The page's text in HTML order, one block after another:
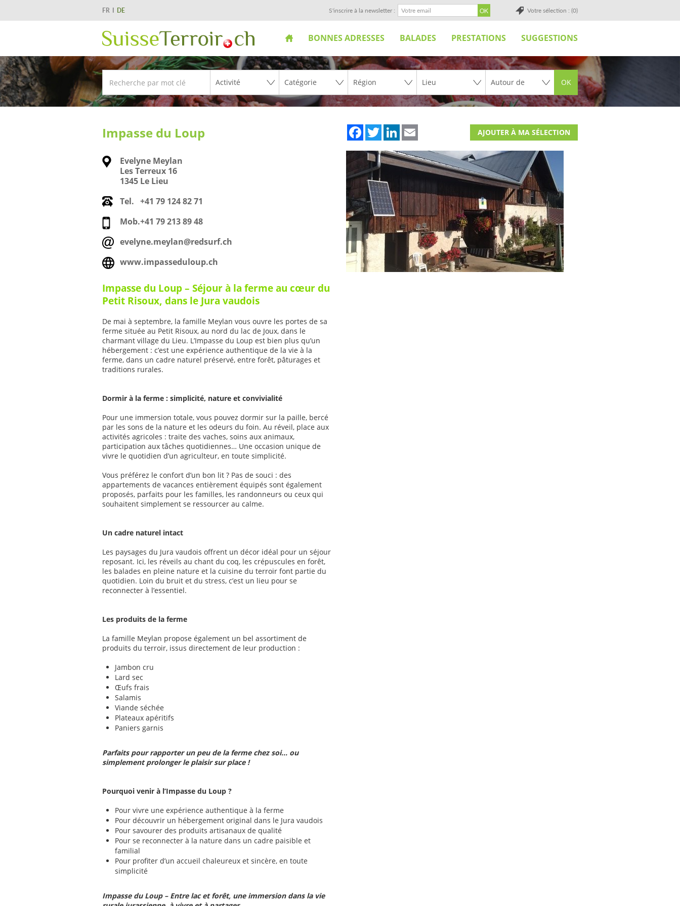
FR DE Votre sélection : (0)
S'inscrire à la newsletter :
BONNES ADRESSES BALADES PRESTATIONS SUGGESTIONS
OK
Impasse du Loup FacebookTwitterLinkedIn AJOUTER À MA SÉLECTION
Evelyne Meylan
Les Terreux 16
1345 Le Lieu
Tel. +41 79 124 82 71
Mob.+41 79 213 89 48
evelyne.meylan@redsurf.ch
www.impasseduloup.ch
Impasse du Loup – Séjour à la ferme au cœur du
Petit Risoux, dans le Jura vaudois
De mai à septembre, la famille Meylan vous ouvre les portes de sa
ferme située au Petit Risoux, au nord du lac de Joux, dans le
charmant village du Lieu. L’Impasse du Loup est bien plus qu’un
hébergement : c’est une expérience authentique de la vie à la
ferme, dans un cadre naturel préservé, entre forêt, pâturages et
traditions rurales.
Dormir à la ferme : simplicité, nature et convivialité
Pour une immersion totale, vous pouvez dormir sur la paille, bercé
par les sons de la nature et les odeurs du foin. Au réveil, place aux
activités agricoles : traite des vaches, soins aux animaux,
participation aux tâches quotidiennes… Une occasion unique de
vivre le quotidien d’un agriculteur, en toute simplicité.
Vous préférez le confort d’un bon lit ? Pas de souci : des
appartements de vacances entièrement équipés sont également
proposés, parfaits pour les familles, les randonneurs ou ceux qui
souhaitent simplement se ressourcer au calme.
Un cadre naturel intact
Les paysages du Jura vaudois offrent un décor idéal pour un séjour
reposant. Ici, les réveils au chant du coq, les crépuscules en forêt,
les balades en pleine nature et la cuisine du terroir font partie du
quotidien. Loin du bruit et du stress, c’est un lieu pour se
reconnecter à l’essentiel.
Les produits de la ferme
La famille Meylan propose également un bel assortiment de
produits du terroir, issus directement de leur production :
Jambon cru
Lard sec
Œufs frais
Salamis
Viande séchée
Plateaux apéritifs
Paniers garnis
Parfaits pour rapporter un peu de la ferme chez soi… ou
simplement prolonger le plaisir sur place !
Pourquoi venir à l’Impasse du Loup ?
Pour vivre une expérience authentique à la ferme
Pour découvrir un hébergement original dans le Jura vaudois
Pour savourer des produits artisanaux de qualité
Pour se reconnecter à la nature dans un cadre paisible et
familial
Pour profiter d’un accueil chaleureux et sincère, en toute
simplicité
Impasse du Loup – Entre lac et forêt, une immersion dans la vie